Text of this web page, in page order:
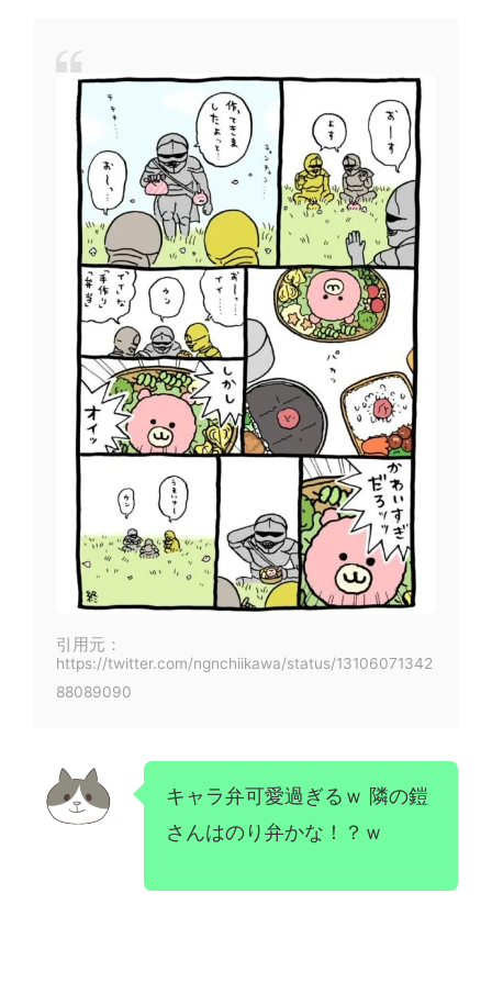
引用元：
https://twitter.com/ngnchiikawa/status/13106071342
88089090
キャラ弁可愛過ぎるｗ 隣の鎧
さんはのり弁かな！？ｗ